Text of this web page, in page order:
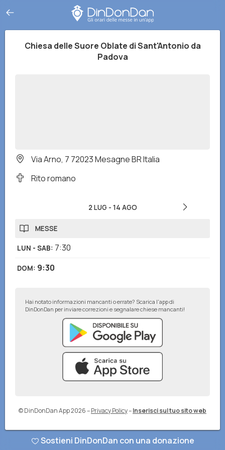
Chiesa delle Suore Oblate di Sant'Antonio da
Padova
Via Arno, 7 72023 Mesagne BR Italia
Rito romano
2 LUG - 14 AGO
MESSE
LUN - SAB: 7:30
DOM: 9:30
Hai notato informazioni mancanti o errate? Scarica l'app di
DinDonDan per inviare correzioni e segnalare chiese mancanti!
© DinDonDan App 2026–Privacy Policy–Inserisci sul tuo sito web
Sostieni DinDonDan con una donazione